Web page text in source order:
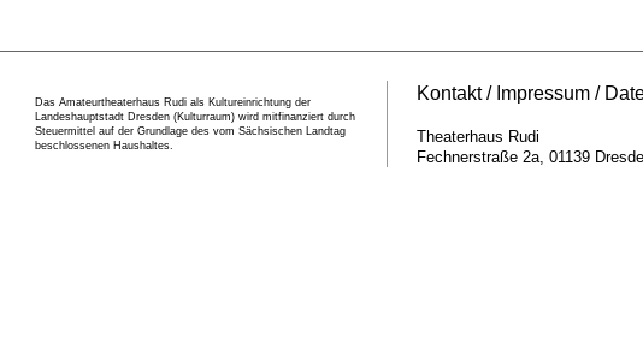
Das Amateurtheaterhaus Rudi als Kultureinrichtung der
Landeshauptstadt Dresden (Kulturraum) wird mitfinanziert durch
Steuermittel auf der Grundlage des vom Sächsischen Landtag
beschlossenen Haushaltes.
Kontakt Impressum
Theaterhaus Rudi
Fechnerstraße 2a 01139